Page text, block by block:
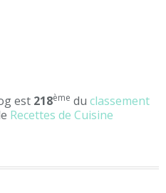
est 218ème du classement
Recettes de Cuisine